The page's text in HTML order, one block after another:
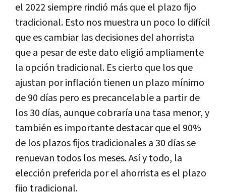
el 2022 siempre rindió más que el plazo fijo
tradicional. Esto nos muestra un poco lo difícil
que es cambiar las decisiones del ahorrista
que a pesar de este dato eligió ampliamente
la opción tradicional. Es cierto que los que
ajustan por inflación tienen un plazo mínimo
de 90 días pero es precancelable a partir de
los 30 días, aunque cobraría una tasa menor, y
también es importante destacar que el 90%
de los plazos fijos tradicionales a 30 días se
renuevan todos los meses. Así y todo, la
elección preferida por el ahorrista es el plazo
fijo tradicional.